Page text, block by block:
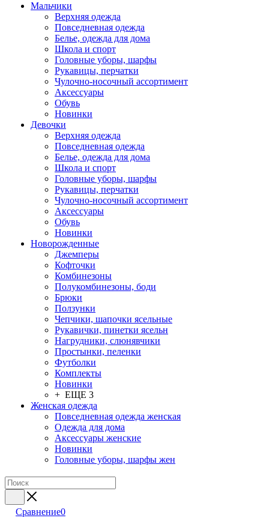
Мальчики
Верхняя одежда
Повседневная одежда
Белье, одежда для дома
Школа и спорт
Головные уборы, шарфы
Рукавицы, перчатки
Чулочно-носочный ассортимент
Аксессуары
Обувь
Новинки
Девочки
Верхняя одежда
Повседневная одежда
Белье, одежда для дома
Школа и спорт
Головные уборы, шарфы
Рукавицы, перчатки
Чулочно-носочный ассортимент
Аксессуары
Обувь
Новинки
Новорожденные
Джемперы
Кофточки
Комбинезоны
Полукомбинезоны, боди
Брюки
Ползунки
Чепчики, шапочки ясельные
Рукавички, пинетки ясельн
Нагрудники, слюнявчики
Простынки, пеленки
Футболки
Комплекты
Новинки
+ ЕЩЕ 3
Женская одежда
Повседневная одежда женская
Одежда для дома
Аксессуары женские
Новинки
Головные уборы, шарфы жен
Сравнение0